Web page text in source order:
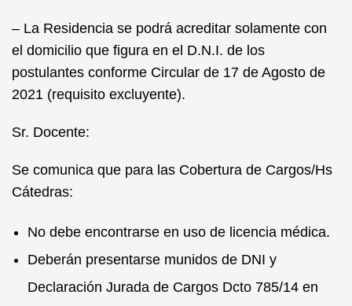
– La Residencia se podrá acreditar solamente con
el domicilio que figura en el D.N.I. de los
postulantes conforme Circular de 17 de Agosto de
2021 (requisito excluyente).
Sr. Docente:
Se comunica que para las Cobertura de Cargos/Hs
Cátedras:
No debe encontrarse en uso de licencia médica.
Deberán presentarse munidos de DNI y
Declaración Jurada de Cargos Dcto 785/14 en